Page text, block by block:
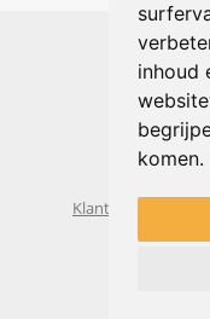
inhoud
komen.
E-
Klantenservice